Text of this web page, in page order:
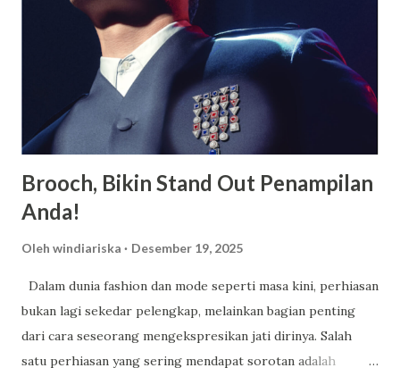
Modern dan Lengkap, Selain memiliki suatu asrama yang
luas dan juga nyaman untuk ditempati oleh para siswa
maupun siswi, terdapat berbagai macam fasilitas lainnya
yang juga dimiliki oleh SMA Dwi Warna untuk menunjang
kegiatan belajar siswa. SMA Dwi Warna pun ialah suatu
sekolah yang memiliki area sangat luas serta memiliki l...
Brooch, Bikin Stand Out Penampilan
Anda!
Oleh windiariska Desember 19, 2025
Dalam dunia fashion dan mode seperti masa kini, perhiasan
bukan lagi sekedar pelengkap, melainkan bagian penting
dari cara seseorang mengekspresikan jati dirinya. Salah
satu perhiasan yang sering mendapat sorotan adalah